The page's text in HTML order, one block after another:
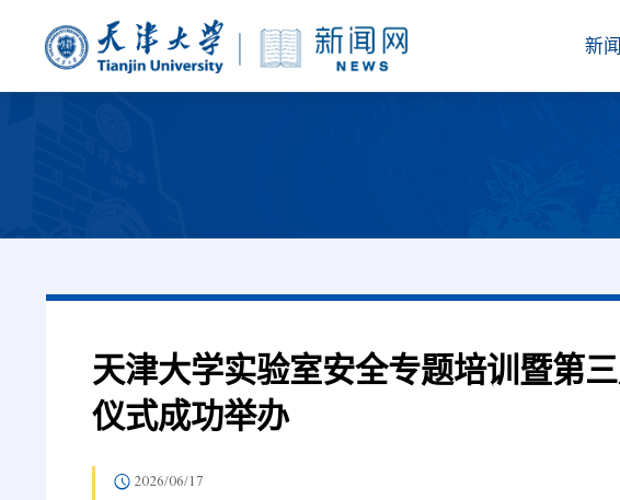
新闻
天津大学实验室安全专题培训暨第
仪式成功举办
2026/06/17